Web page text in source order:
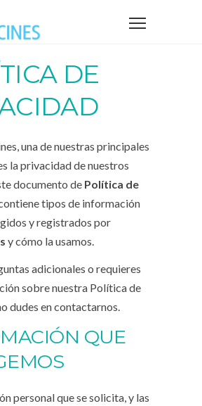
DE
una de nuestras principales
la privacidad de nuestros
documento de Política de
tipos de información
y registrados por
y cómo la usamos.
adicionales o requieres
sobre nuestra Política de
dudes en contactarnos.
QUE
personal que se solicita, y las